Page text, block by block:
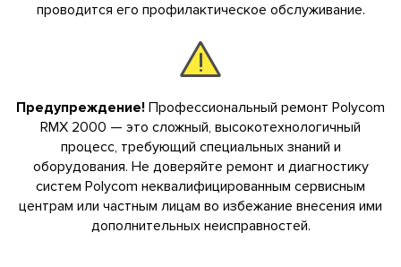
проводится его профилактическое обслуживание.
Предупреждение! Профессиональный ремонт Polycom
RMX 2000 — это сложный, высокотехнологичный
процесс, требующий специальных знаний и
оборудования. Не доверяйте ремонт и диагностику
систем Polycom неквалифицированным сервисным
центрам или частным лицам во избежание внесения ими
дополнительных неисправностей.